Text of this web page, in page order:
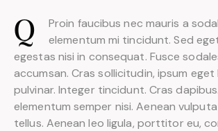
Q
Proin faucibus nec mauris a
elementum mi tincidunt. Sed
egestas nisi in consequat. Fusce
accumsan. Cras sollicitudin, ipsum
pulvinar. Integer tincidunt. Cras
elementum semper nisi. Aenean
tellus. Aenean leo ligula, porttitor eu,